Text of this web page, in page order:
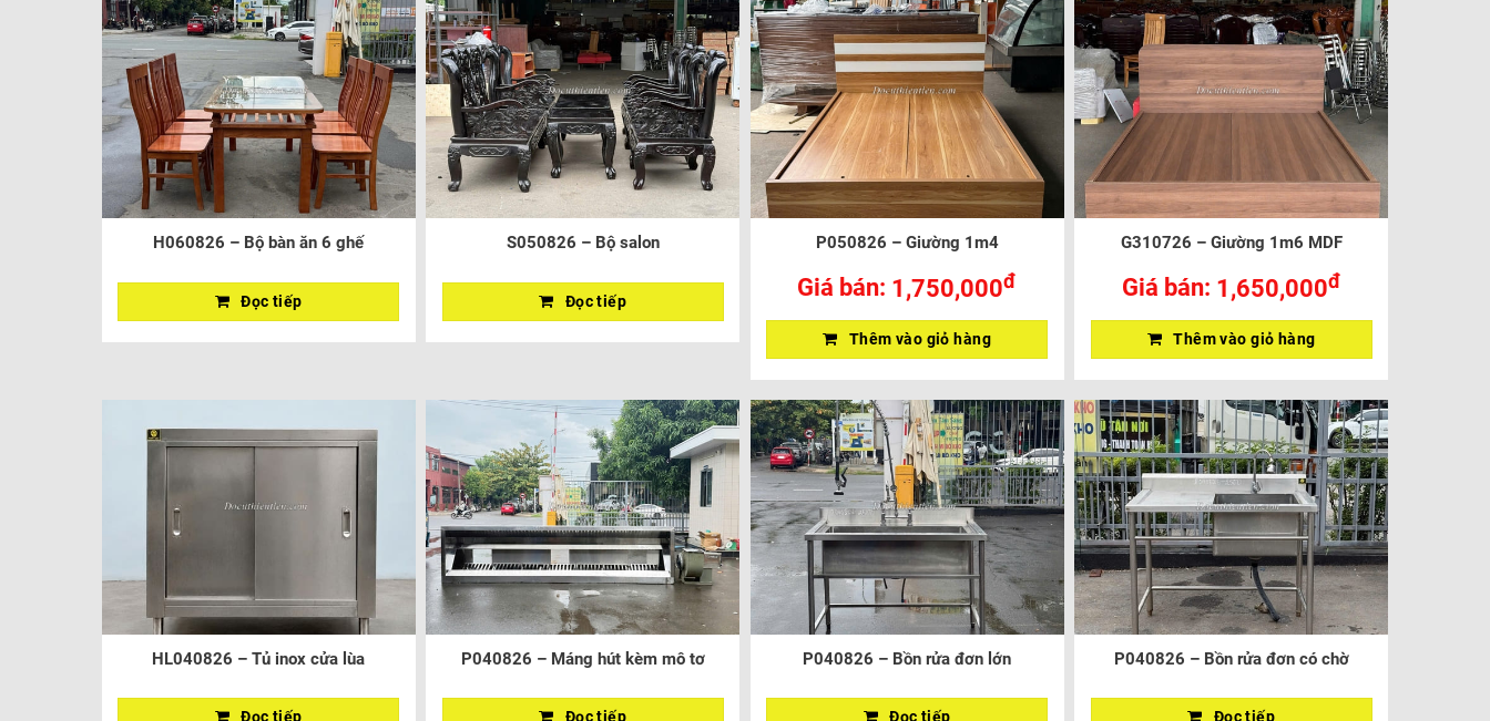
H060826 – Bộ bàn ăn 6 ghế
Đọc tiếp
S050826 – Bộ salon
Đọc tiếp
P050826 – Giường 1m4
Giá bán: 1,750,000đ
Thêm vào giỏ hàng
G310726 – Giường 1m6 MDF
Giá bán: 1,650,000đ
Thêm vào giỏ hàng
HL040826 – Tủ inox cửa lùa
Đọc tiếp
P040826 – Máng hút kèm mô tơ
Đọc tiếp
P040826 – Bồn rửa đơn lớn
Đọc tiếp
P040826 – Bồn rửa đơn có chờ
Đọc tiếp